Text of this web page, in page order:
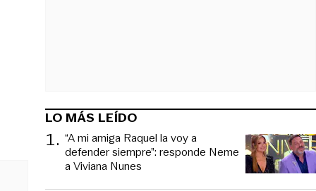
LO MÁS LEÍDO
1. “A mi amiga Raquel la voy a
defender siempre”: responde Neme
a Viviana Nunes